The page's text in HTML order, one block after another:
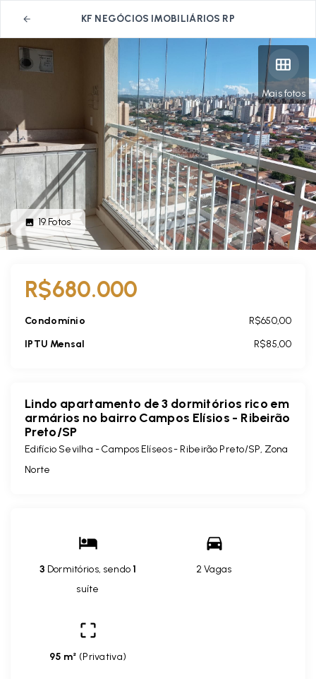
KF NEGÓCIOS IMOBILIÁRIOS RP
Mais fotos
19 Fotos
R$680.000
Condomínio
R$650,00
IPTU Mensal
R$85,00
Lindo apartamento de 3 dormitórios rico em
armários no bairro Campos Elísios - Ribeirão
Preto/SP
Edifício Sevilha -Campos Elíseos - Ribeirão Preto/SP, Zona
Norte
3 Dormitórios, sendo1
suíte
2 Vagas
95 m² (Privativa)